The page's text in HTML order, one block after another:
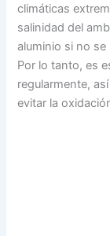
climáticas
salinidad del
aluminio si no
Por lo tanto, es
regularmente,
evitar la